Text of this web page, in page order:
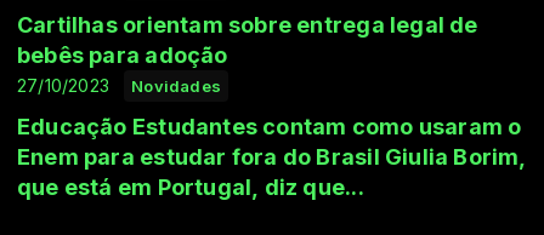
Cartilhas orientam sobre entrega legal de
bebês para adoção
Novidades
27/10/2023
Educação Estudantes contam como usaram o
Enem para estudar fora do Brasil Giulia Borim,
que está em Portugal, diz que...